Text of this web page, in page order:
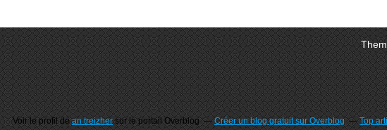
Voir le profil dean treizhersur le portail Overblog Créer un blog gratuit sur Overblog Top